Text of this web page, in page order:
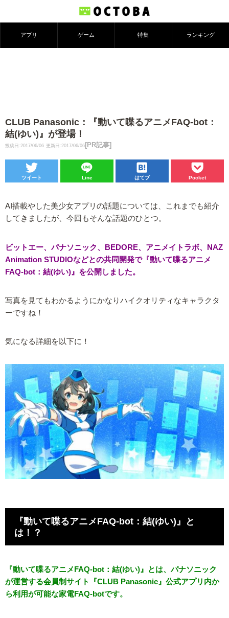
アプリ ゲーム 特集 ランキング
CLUB Panasonic：『動いて喋るアニメFAQ-bot：
結(ゆい)』が登場！
投稿日:2017/06/06 更新日:2017/06/06 [PR記事]
ツイート Line はてブ Pocket
AI搭載やした美少女アプリの話題については、これまでも紹介
してきましたが、今回もそんな話題のひとつ。
ビットエー、パナソニック、BEDORE、アニメイトラボ、NAZ
Animation STUDIOなどとの共同開発で『動いて喋るアニメ
FAQ-bot：結(ゆい)』を公開しました。
写真を見てもわかるようにかなりハイクオリティなキャラクタ
ーですね！
気になる詳細を以下に！
『動いて喋るアニメFAQ-bot：結(ゆい)』と
は！？
『動いて喋るアニメFAQ-bot：結(ゆい)』とは、パナソニック
が運営する会員制サイト『CLUB Panasonic』公式アプリ内か
ら利用が可能な家電FAQ-botです。